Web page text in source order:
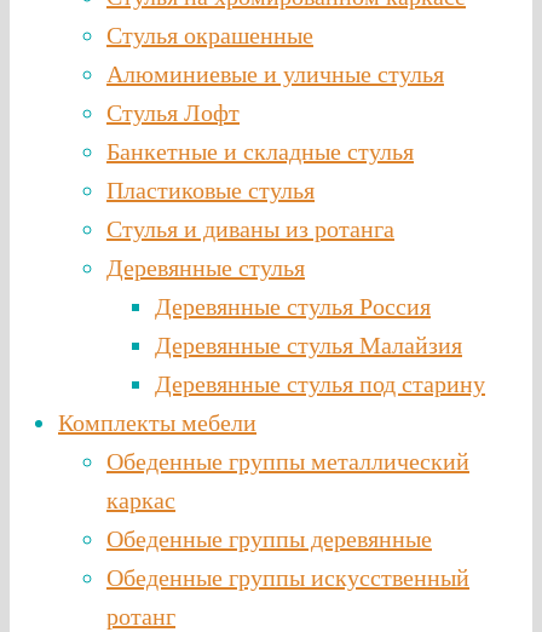
Стулья окрашенные
Алюминиевые и уличные стулья
Стулья Лофт
Банкетные и складные стулья
Пластиковые стулья
Стулья и диваны из ротанга
Деревянные стулья
Деревянные стулья Россия
Деревянные стулья Малайзия
Деревянные стулья под старину
Комплекты мебели
Обеденные группы металлический
каркас
Обеденные группы деревянные
Обеденные группы искусственный
ротанг